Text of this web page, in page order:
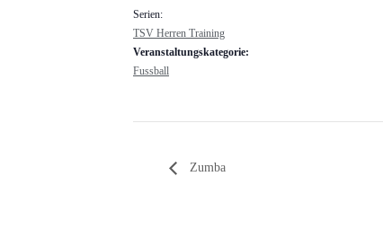
Serien:
TSV Herren Training
Veranstaltungskategorie:
Fussball
Zumba